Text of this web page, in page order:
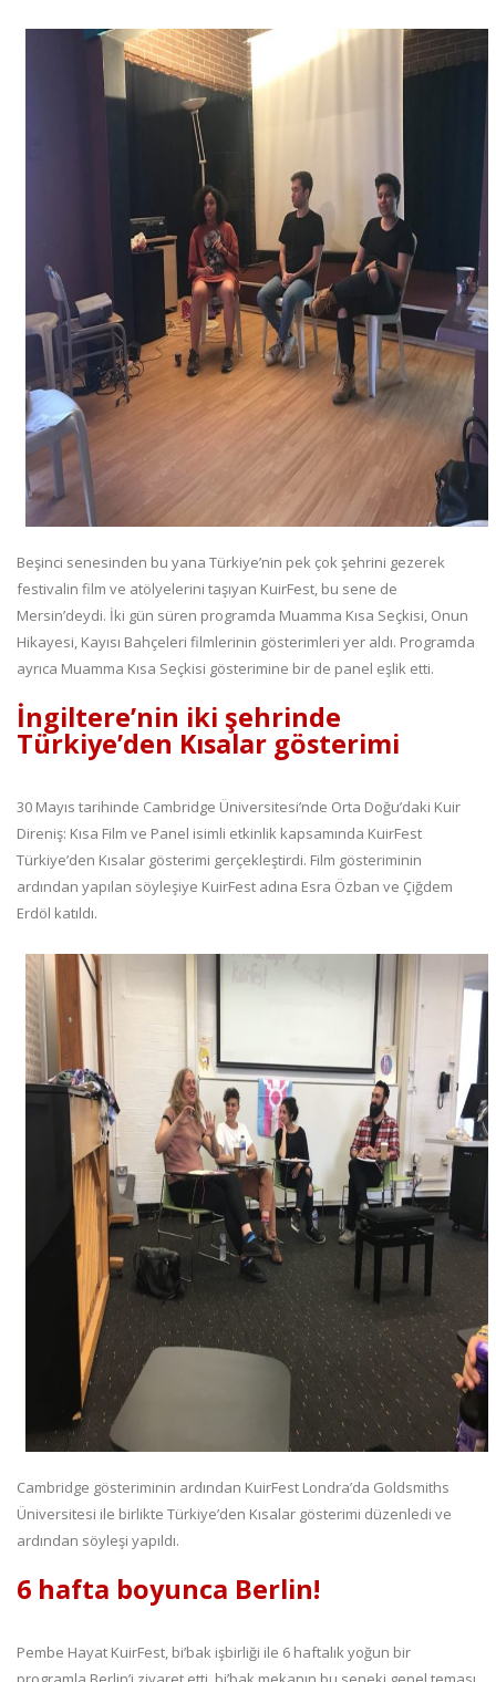
Beşinci senesinden bu yana Türkiye’nin pek çok şehrini gezerek
festivalin film ve atölyelerini taşıyan KuirFest, bu sene de
Mersin’deydi. İki gün süren programda Muamma Kısa Seçkisi, Onun
Hikayesi, Kayısı Bahçeleri filmlerinin gösterimleri yer aldı. Programda
ayrıca Muamma Kısa Seçkisi gösterimine bir de panel eşlik etti.
İngiltere’nin iki şehrinde
Türkiye’den Kısalar gösterimi
30 Mayıs tarihinde Cambridge Üniversitesi’nde Orta Doğu’daki Kuir
Direniş: Kısa Film ve Panel isimli etkinlik kapsamında KuirFest
Türkiye’den Kısalar gösterimi gerçekleştirdi. Film gösteriminin
ardından yapılan söyleşiye KuirFest adına Esra Özban ve Çiğdem
Erdöl katıldı.
Cambridge gösteriminin ardından KuirFest Londra’da Goldsmiths
Üniversitesi ile birlikte Türkiye’den Kısalar gösterimi düzenledi ve
ardından söyleşi yapıldı.
6 hafta boyunca Berlin!
Pembe Hayat KuirFest, bi’bak işbirliği ile 6 haftalık yoğun bir